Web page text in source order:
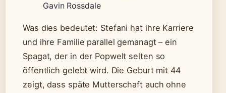
Gavin Rossdale
Was dies bedeutet: Stefani hat ihre Karriere
und ihre Familie parallel gemanagt – ein
Spagat, der in der Popwelt selten so
öffentlich gelebt wird. Die Geburt mit 44
zeigt, dass späte Mutterschaft auch ohne